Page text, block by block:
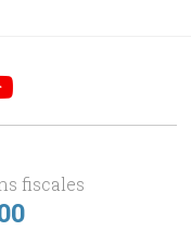
fiscales